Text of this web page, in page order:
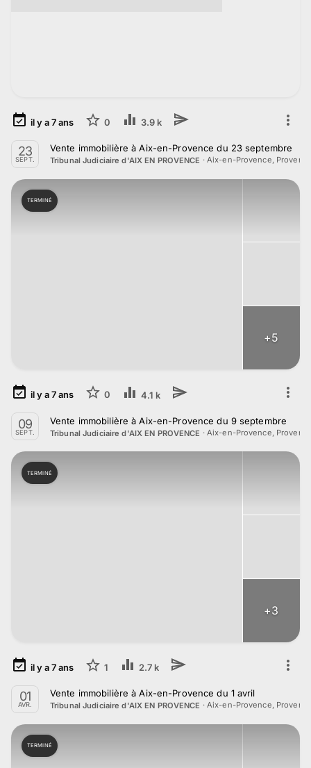
il y a7ans 0 3.9 k
23
SEPT.
Vente immobilière à Aix-en-Provence du 23 septembre
Tribunal Judiciaire d'AIX EN PROVENCE · Aix-en-Provence,
TERMINÉ
+5
il y a7ans 0 4.1 k
09
SEPT.
Vente immobilière à Aix-en-Provence du 9 septembre
Tribunal Judiciaire d'AIX EN PROVENCE · Aix-en-Provence,
TERMINÉ
+3
il y a7ans 1 2.7 k
01
AVR.
Vente immobilière à Aix-en-Provence du 1 avril
Tribunal Judiciaire d'AIX EN PROVENCE · Aix-en-Provence,
TERMINÉ